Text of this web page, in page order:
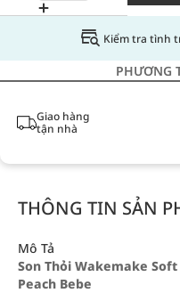
Kiểm tra tình
PHƯƠNG
Giao hàng
tận nhà
THÔNG TIN SẢN
Mô Tả
Son Thỏi Wakemake
Peach Bebe